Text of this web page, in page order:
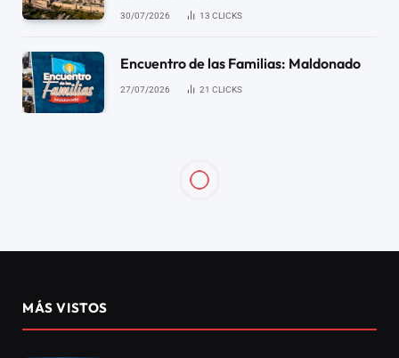
30/07/2026 13 CLICKS
Encuentro de las Familias: Maldonado
27/07/2026 21 CLICKS
Mi Pentecostés – Está
19/05/2026 0 44 2 MINS DE LECTURA